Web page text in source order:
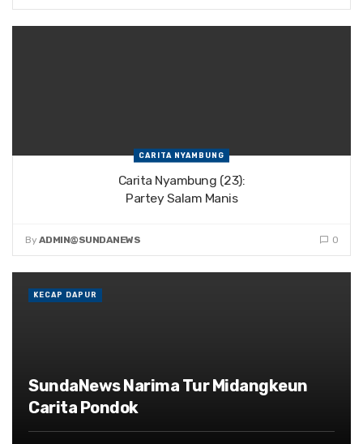
CARITA NYAMBUNG
Carita Nyambung (23):
Partey Salam Manis
By ADMIN@SUNDANEWS 0
SundaNews Narima Tur Midangkeun
Carita Pondok
KECAP DAPUR